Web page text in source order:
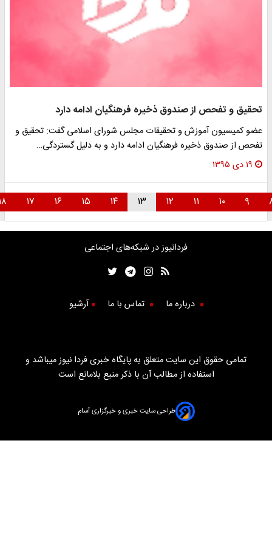
و تفحص از صندوق ذخیره فرهنگیان ادامه دارد
کمیسیون آموزش و تحقیقات مجلس شورای اسلامی گفت: تحقیق و
از صندوق ذخیره فرهنگیان ادامه دارد و به دلیل گستردگی…
۱۹ دی ۱۳۹۵
فردانیوز در شبکه‌های اجتماعی
درباره ما تماس با ما آرشیو
تمامی حقوق این سایت متعلق به پایگاه خبری فردا نیوز میباشد و
استفاده از مطالب آن با ذکر منبع بلامانع است
طراحی سایت خبری و خبرگزاری آسام